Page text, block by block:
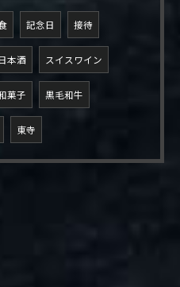
記念日 接待
本酒 スイスワイン
菓子 黒毛和牛
東寺